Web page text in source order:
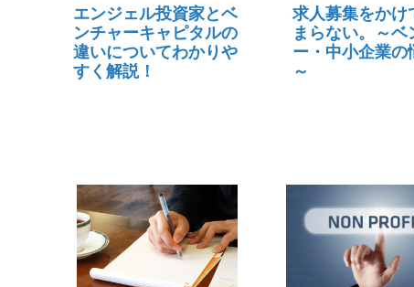
エンジェル投資家とベ
ンチャーキャピタルの
違いについてわかりや
すく解説！
求人募集をかけ
まらない。～ベ
ー・中小企業の
～